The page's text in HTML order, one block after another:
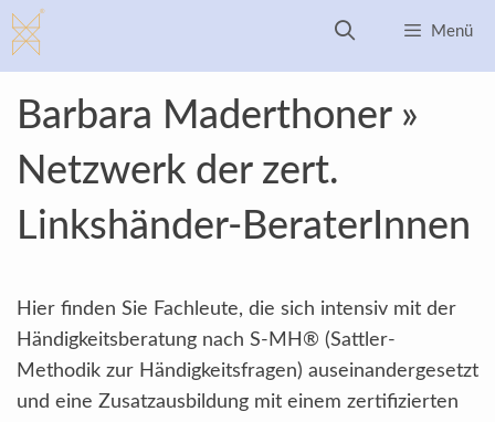
Zum
Inhalt
springen
Menü
Barbara Maderthoner »
Netzwerk der zert.
Linkshänder-BeraterInnen
Hier finden Sie Fachleute, die sich intensiv mit der
Händigkeitsberatung nach S-MH® (Sattler-
Methodik zur Händigkeitsfragen) auseinandergesetzt
und eine Zusatzausbildung mit einem zertifizierten